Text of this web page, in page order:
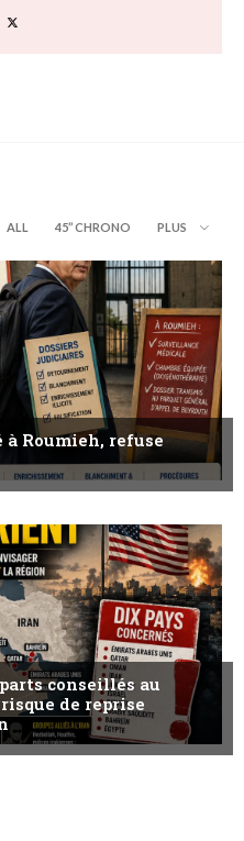
ALL 45’’ CHRONO PLUS
à Roumieh, refuse
conseillés au
de reprise